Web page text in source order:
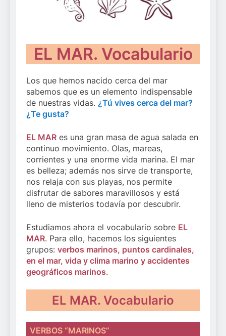
EL MAR. Vocabulario
Los que hemos nacido cerca del mar
sabemos que es un elemento indispensable
de nuestras vidas. ¿Tú vives cerca del mar?
¿Te gusta?
EL MAR es una gran masa de agua salada en
continuo movimiento. Olas, mareas,
corrientes y una enorme vida marina. El mar
es belleza; además nos sirve de transporte,
nos relaja con sus playas, nos permite
disfrutar de sabores maravillosos y está
lleno de misterios todavía por descubrir.
Estudiamos ahora el vocabulario sobre EL
MAR. Para ello, hacemos los siguientes
grupos: verbos marinos, puntos cardinales,
en el mar, vida y clima marino y accidentes
geográficos marinos.
EL MAR. Vocabulario
VERBOS “MARINOS”